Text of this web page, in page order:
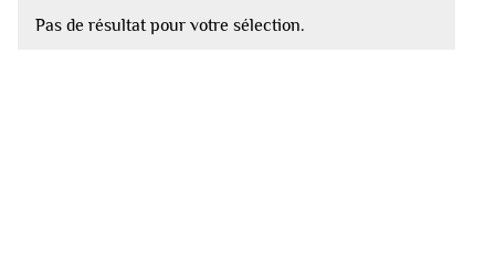
Pas de résultat pour votre sélection.